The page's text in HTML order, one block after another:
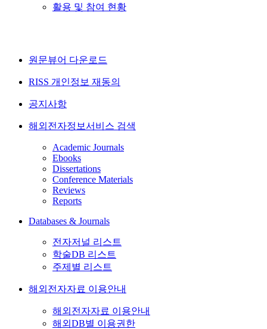
활용 및 참여 현황
원문뷰어 다운로드
RISS 개인정보 재동의
공지사항
해외전자정보서비스 검색
Academic Journals
Ebooks
Dissertations
Conference Materials
Reviews
Reports
Databases & Journals
전자저널 리스트
학술DB 리스트
주제별 리스트
해외전자자료 이용안내
해외전자자료 이용안내
해외DB별 이용권한